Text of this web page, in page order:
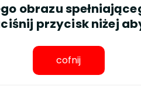
obrazu
przycisk niżej
cofnij